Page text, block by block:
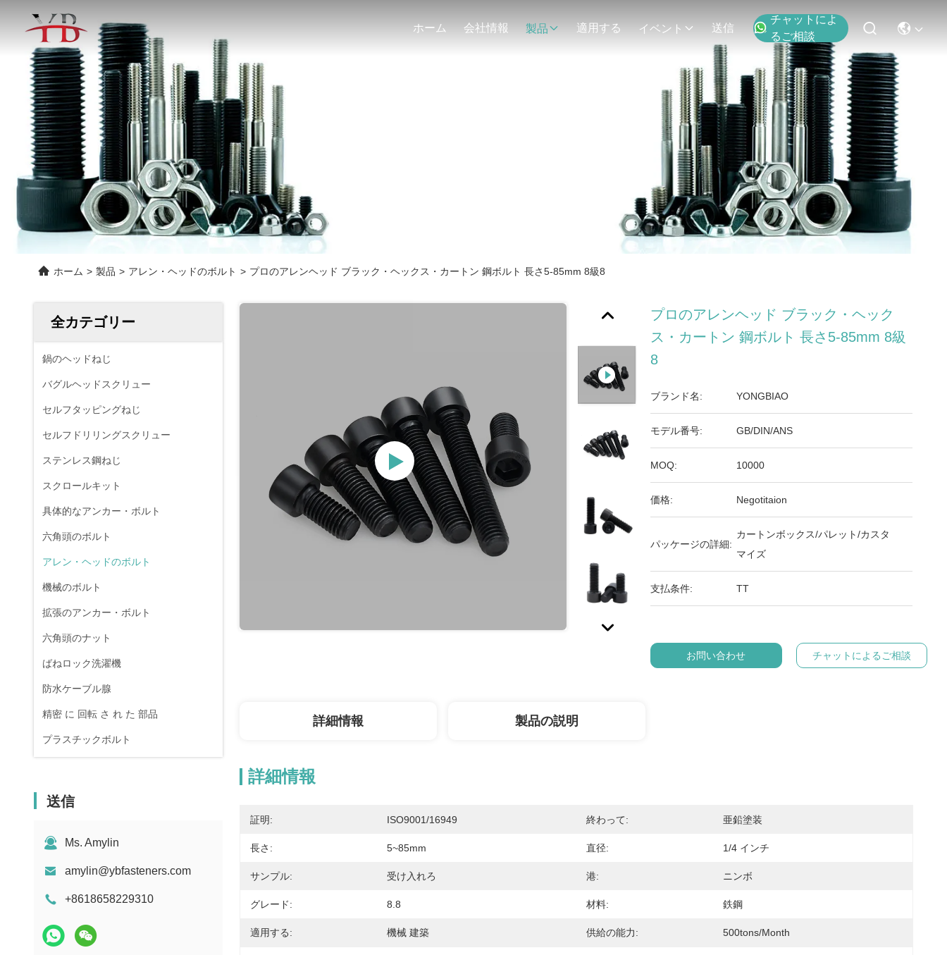
ホーム 会社情報 製品 適用する イベント 送信
チャットによ
るご相談
ホーム > 製品 > アレン・ヘッドのボルト > プロのアレンヘッド ブラック・ヘックス・カートン 鋼ボルト 長さ5-85mm 8級8
全カテゴリー
鍋のヘッドねじ
バグルヘッドスクリュー
セルフタッピングねじ
セルフドリリングスクリュー
ステンレス鋼ねじ
スクロールキット
具体的なアンカー・ボルト
六角頭のボルト
アレン・ヘッドのボルト
機械のボルト
拡張のアンカー・ボルト
六角頭のナット
ばねロック洗濯機
防水ケーブル腺
精密 に 回転 さ れ た 部品
プラスチックボルト
送信
Ms. Amylin
amylin@ybfasteners.com
+8618658229310
プロのアレンヘッド ブラック・ヘック
ス・カートン 鋼ボルト 長さ5-85mm 8級
8
ブランド名: YONGBIAO
モデル番号: GB/DIN/ANS
MOQ: 10000
価格: Negotitaion
パッケージの詳細:
カートンボックス/パレット/カスタ
マイズ
支払条件: TT
お問い合わせ チャットによるご相談
詳細情報 製品の説明
詳細情報
証明: ISO9001/16949 終わって: 亜鉛塗装
長さ: 5~85mm 直径: 1/4 インチ
サンプル: 受け入れろ 港: ニンボ
グレード: 8.8 材料: 鉄鋼
適用する: 機械 建築 供給の能力: 500tons/month